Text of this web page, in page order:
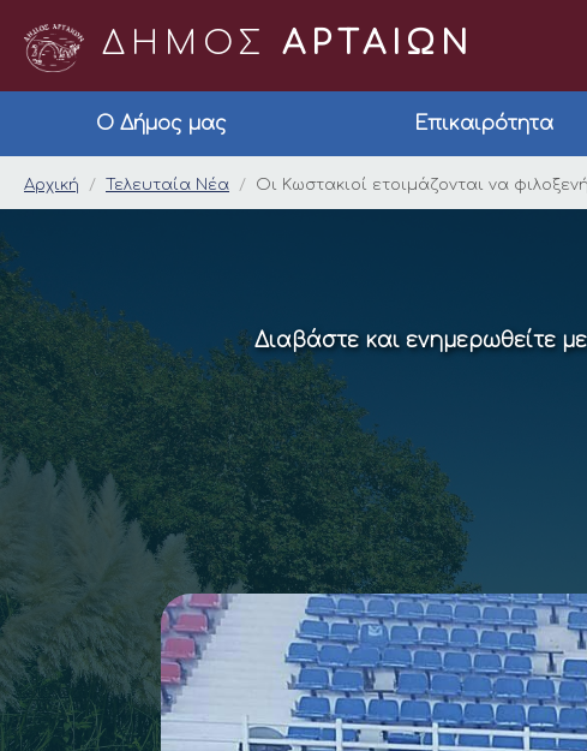
ΔΗΜΟΣ ΑΡΤΑΙΩΝ
Ο Δήμος μας Επικαιρότητα
Οι Κωστακιοί
Αρχική Τελευταία Νέα Οι Κωστακιοί ετοιμάζονται να
Διαβάστε και ενημερωθείτε